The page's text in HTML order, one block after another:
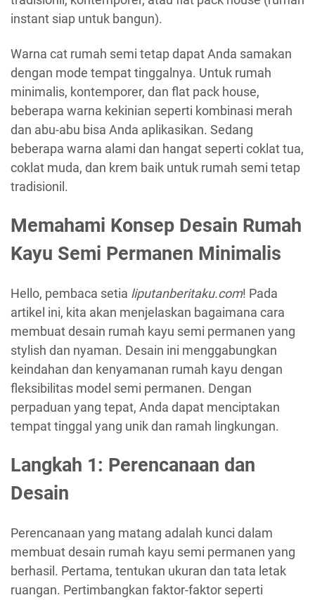
instant siap untuk bangun).
Warna cat rumah semi tetap dapat Anda samakan
dengan mode tempat tinggalnya. Untuk rumah
minimalis, kontemporer, dan flat pack house,
beberapa warna kekinian seperti kombinasi merah
dan abu-abu bisa Anda aplikasikan. Sedang
beberapa warna alami dan hangat seperti coklat tua,
coklat muda, dan krem baik untuk rumah semi tetap
tradisionil.
Memahami Konsep Desain Rumah
Kayu Semi Permanen Minimalis
Hello, pembaca setia liputanberitaku.com! Pada
artikel ini, kita akan menjelaskan bagaimana cara
membuat desain rumah kayu semi permanen yang
stylish dan nyaman. Desain ini menggabungkan
keindahan dan kenyamanan rumah kayu dengan
fleksibilitas model semi permanen. Dengan
perpaduan yang tepat, Anda dapat menciptakan
tempat tinggal yang unik dan ramah lingkungan.
Langkah 1: Perencanaan dan
Desain
Perencanaan yang matang adalah kunci dalam
membuat desain rumah kayu semi permanen yang
berhasil. Pertama, tentukan ukuran dan tata letak
ruangan. Pertimbangkan faktor-faktor seperti